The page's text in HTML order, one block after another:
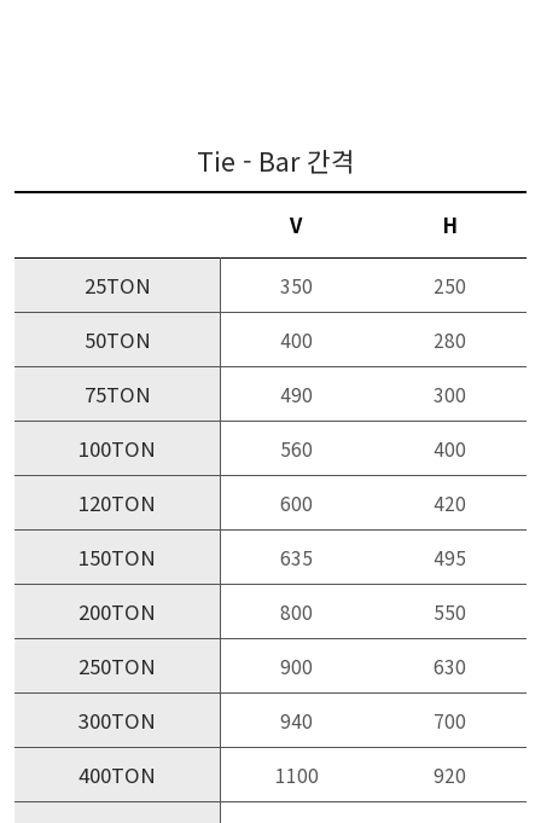
Tie - Bar 간격
V H
25TON 350 250
50TON 400 280
75TON 490 300
100TON 560 400
120TON 600 420
150TON 635 495
200TON 800 550
250TON 900 630
300TON 940 700
400TON 1100 920